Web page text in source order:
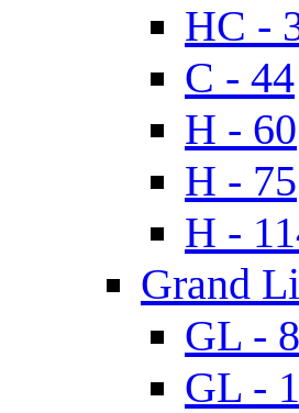
HC -
C - 44
H - 60
H - 75
H -
Grand
GL - 8
GL -